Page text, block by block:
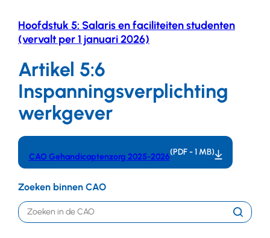
Hoofdstuk 5: Salaris en faciliteiten studenten
(vervalt per 1 januari 2026)
Artikel 5:6
Inspanningsverplichting
werkgever
CAO Gehandicaptenzorg 2025-2026(PDF - 1 MB)
Zoeken binnen CAO
Trefwoord
Zoeken